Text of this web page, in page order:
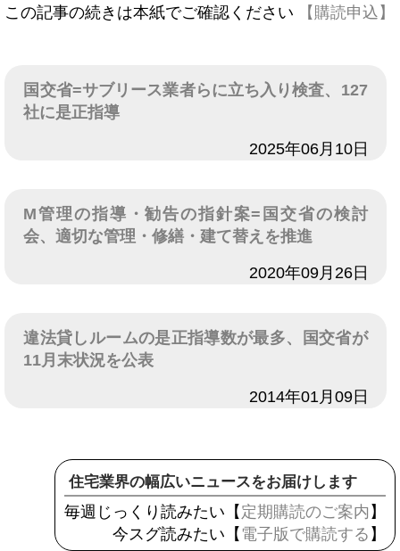
この記事の続きは本紙でご確認ください
【購読申込】
国交省=サブリース業者らに立ち入り検査、127
社に是正指導
2025年06月10日
M管理の指導・勧告の指針案=国交省の検討
会、適切な管理・修繕・建て替えを推進
2020年09月26日
違法貸しルームの是正指導数が最多、国交省が
11月末状況を公表
2014年01月09日
住宅業界の幅広いニュースをお届けします
毎週じっくり読みたい【 定期購読のご案内 】
今スグ読みたい【 電子版で購読する 】